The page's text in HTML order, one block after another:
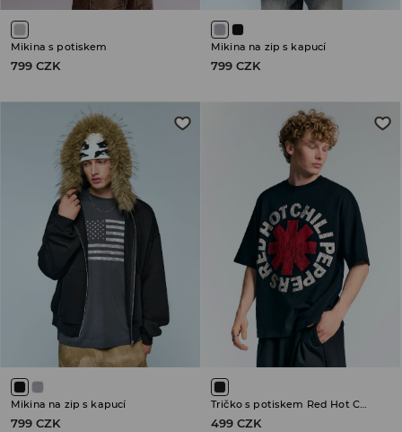
Mikina s potiskem
799 CZK
Mikina na zip s kapucí
799 CZK
Mikina na zip s kapucí
799 CZK
Tričko s potiskem Red Hot Chili Peppers
499 CZK